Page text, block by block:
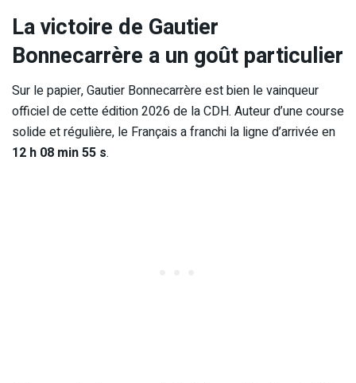
La victoire de Gautier
Bonnecarrère a un goût particulier
Sur le papier, Gautier Bonnecarrère est bien le vainqueur
officiel de cette édition 2026 de la CDH. Auteur d’une course
solide et régulière, le Français a franchi la ligne d’arrivée en
12 h 08 min 55 s.